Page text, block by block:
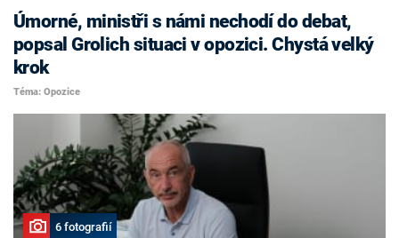
Úmorné, ministři s námi nechodí do debat,
popsal Grolich situaci v opozici. Chystá velký
krok
Téma: Opozice
6 fotografií